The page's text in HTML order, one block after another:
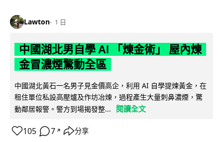
Lawton 1 日
中國湖北男自學 AI 「煉金術」 屋內煉
金冒濃煙驚動全區
中國湖北黃石一名男子見金價高企，利用 AI 自學提煉黃金，在
租住單位私設高壓爐及作坊冶煉，過程產生大量刺鼻濃煙，驚
動鄰居報警。警方到場揭發整...
閱讀全文
105 7 ↗ 分享